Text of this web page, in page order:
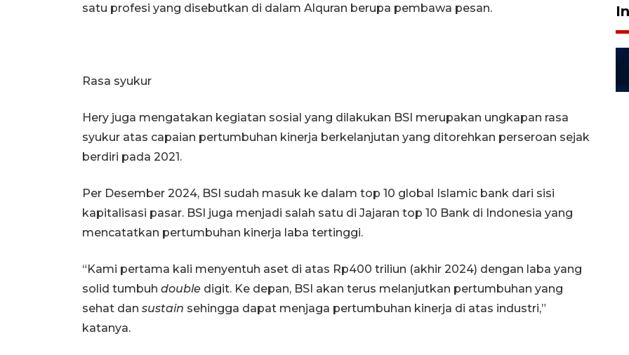
satu profesi yang disebutkan di dalam Alquran berupa pembawa pesan.
Rasa syukur
Hery juga mengatakan kegiatan sosial yang dilakukan BSI merupakan ungkapan rasa
syukur atas capaian pertumbuhan kinerja berkelanjutan yang ditorehkan perseroan sejak
berdiri pada 2021.
Per Desember 2024, BSI sudah masuk ke dalam top 10 global Islamic bank dari sisi
kapitalisasi pasar. BSI juga menjadi salah satu di Jajaran top 10 Bank di Indonesia yang
mencatatkan pertumbuhan kinerja laba tertinggi.
“Kami pertama kali menyentuh aset di atas Rp400 triliun (akhir 2024) dengan laba yang
solid tumbuh double digit. Ke depan, BSI akan terus melanjutkan pertumbuhan yang
sehat dan sustain sehingga dapat menjaga pertumbuhan kinerja di atas industri,”
katanya.